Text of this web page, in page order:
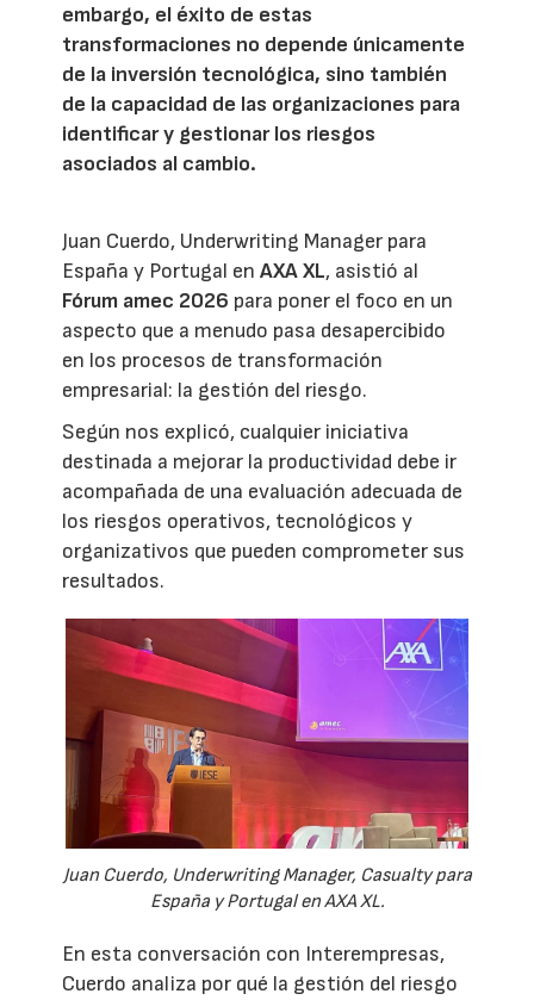
embargo, el éxito de estas
transformaciones no depende únicamente
de la inversión tecnológica, sino también
de la capacidad de las organizaciones para
identificar y gestionar los riesgos
asociados al cambio.
Juan Cuerdo, Underwriting Manager para
España y Portugal enAXA XL, asistió al
Fórum amec 2026 para poner el foco en un
aspecto que a menudo pasa desapercibido
en los procesos de transformación
empresarial: la gestión del riesgo.
Según nos explicó, cualquier iniciativa
destinada a mejorar la productividad debe ir
acompañada de una evaluación adecuada de
los riesgos operativos, tecnológicos y
organizativos que pueden comprometer sus
resultados.
Juan Cuerdo, Underwriting Manager, Casualty para
España y Portugal en AXA XL.
En esta conversación con Interempresas,
Cuerdo analiza por qué la gestión del riesgo